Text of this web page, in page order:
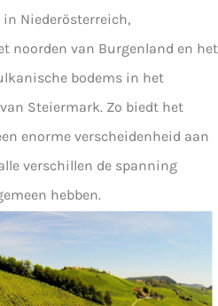
Niederösterreich,
noorden van Burgenland en het
bodems in het
Steiermark. Zo biedt het
enorme verscheidenheid aan
verschillen de spanning
hebben.